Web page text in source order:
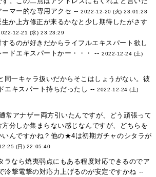
ーマー的な専用アクセ --2022-12-20 (火) 23:01:28
か上方修正が来るかなと少し期待したがさす
12-21 (水) 23:23:29
るのが好きだからライフルエキスパート欲し
ードエキスパートかー・・・ --2022-12-24 (土)
同一キャラ扱いだからそこはしょうがない。彼
エキスパート持ちだったし --2022-12-24 (土)
常アナザー両方引いたんですが、どう頑張って
方分しか集まらない感じなんですが、どちらを
いんですかね？他の★4は初期ガチャのシタラが
25 (日) 22:05:40
ラなら焼夷弱点にもある程度対応できるのでア
冷撃電撃の対応力上げるのが安定ですかね --